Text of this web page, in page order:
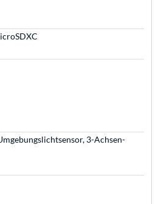
3-Achsen-